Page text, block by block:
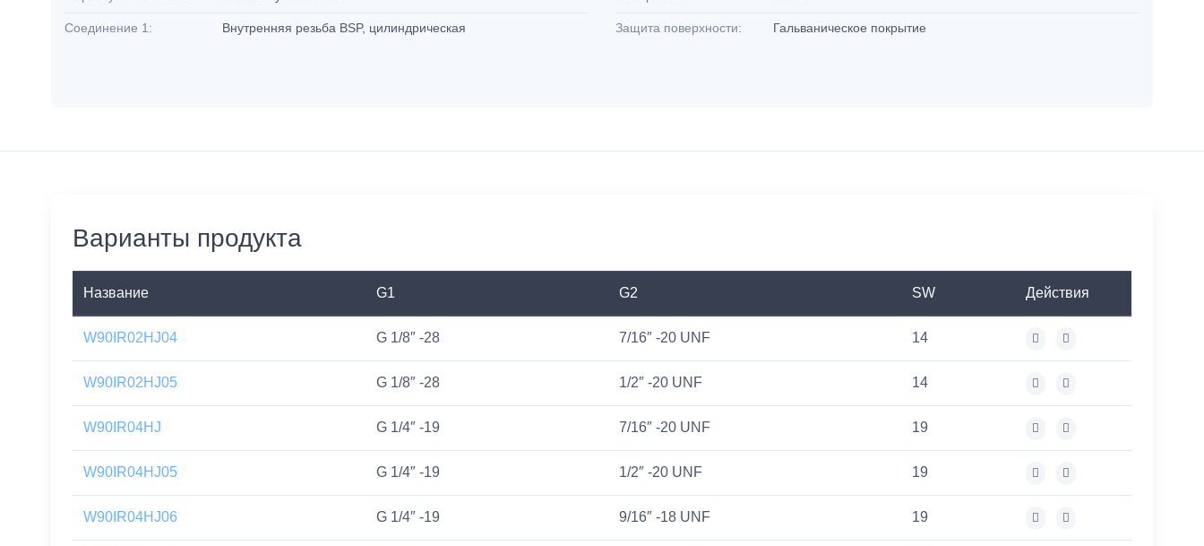
Соединение 1: Внутренняя резьба BSP, цилиндрическая Защита поверхности: Гальваническое покрытие
Варианты продукта
Название G1 G2 SW Действия
W90IR02HJ04 G 1/8″ -28 7/16″ -20 UNF 14
W90IR02HJ05 G 1/8″ -28 1/2″ -20 UNF 14
W90IR04HJ G 1/4″ -19 7/16″ -20 UNF 19
W90IR04HJ05 G 1/4″ -19 1/2″ -20 UNF 19
W90IR04HJ06 G 1/4″ -19 9/16″ -18 UNF 19